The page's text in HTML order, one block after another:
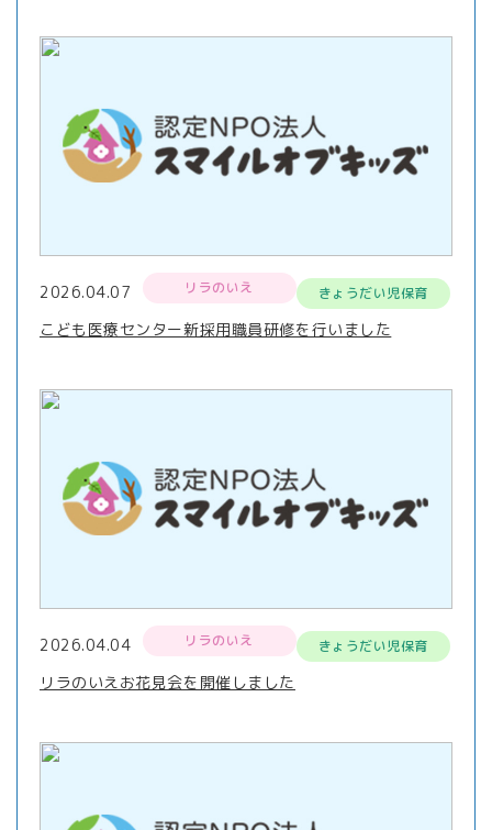
2026.04.07 リラのいえ きょうだい児保育
こども医療センター新採用職員研修を行いました
2026.04.04 リラのいえ きょうだい児保育
リラのいえお花見会を開催しました